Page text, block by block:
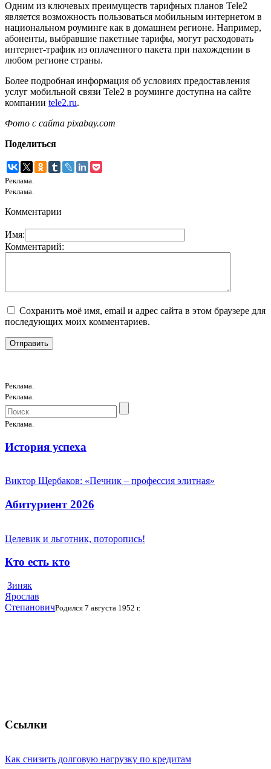
Одним из ключевых преимуществ тарифных планов Tele2
является возможность пользоваться мобильным интернетом в
национальном роуминге как в домашнем регионе. Например,
абоненты, выбравшие пакетные тарифы, могут расходовать
интернет-трафик из оплаченного пакета при нахождении в
любом регионе страны.
Более подробная информация об условиях предоставления
услуг мобильной связи Tele2 в роуминге доступна на сайте
компании tele2.ru.
Фото с сайта pixabay.com
Поделиться
Реклама.
Реклама.
Комментарии
Имя:
Комментарий:
Сохранить моё имя, email и адрес сайта в этом браузере для
последующих моих комментариев.
Реклама.
Реклама.
Реклама.
История успеха
Виктор Щербаков: «Печник – профессия элитная»
Абитуриент 2026
Целевик и льготник, поторопись!
Кто есть кто
Зиняк
Ярослав
СтепановичРодился 7 августа 1952 г.
Ссылки
Как снизить долговую нагрузку по кредитам